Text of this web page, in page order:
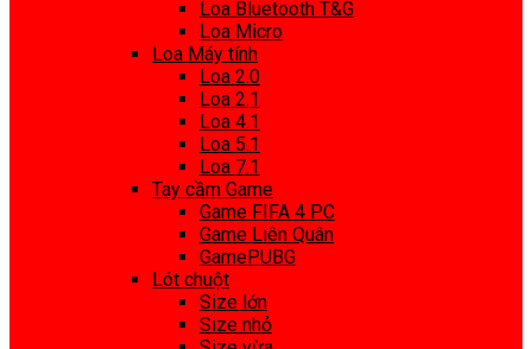
Loa Bluetooth T&G
Loa Micro
Loa Máy tính
Loa 2.0
Loa 2.1
Loa 4.1
Loa 5.1
Loa 7.1
Tay cầm Game
Game FIFA 4 PC
Game Liên Quân
GamePUBG
Lót chuột
Size lớn
Size nhỏ